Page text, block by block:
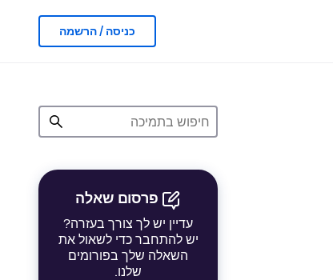
כניסה / הרשמה
פרסום שאלה
עדיין יש לך צורך בעזרה?
יש להתחבר כדי לשאול את
השאלה שלך בפורומים
שלנו.